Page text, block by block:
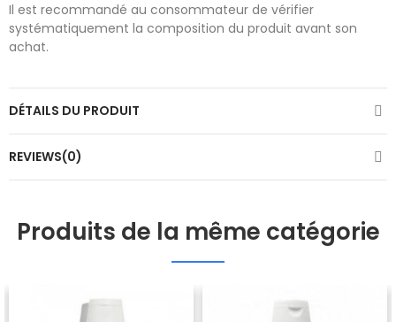
Il est recommandé au consommateur de vérifier
systématiquement la composition du produit avant son
achat.
DÉTAILS DU PRODUIT
REVIEWS(0)
Produits de la même catégorie